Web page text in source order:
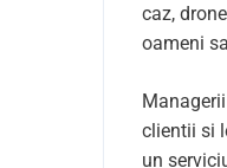
caz,
oameni
clientii si
un